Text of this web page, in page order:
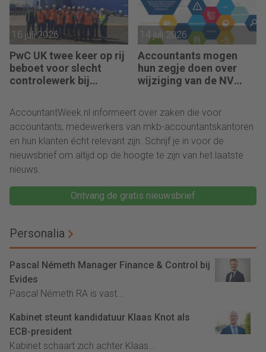
16 juli 2026
PwC UK twee keer op rij
beboet voor slecht
controlewerk bij
14 juli 2026
Accountants mogen
hun zegje doen over
wijziging van de NV
AccountantWeek.nl informeert over zaken die voor
accountants, medewerkers van mkb-accountantskantoren
en hun klanten écht relevant zijn. Schrijf je in voor de
nieuwsbrief om altijd op de hoogte te zijn van het laatste
nieuws.
Ontvang de gratis nieuwsbrief
Personalia
Pascal Németh Manager Finance & Control bij
Evides
Pascal Németh RA is vast...
Kabinet steunt kandidatuur Klaas Knot als
ECB-president
Kabinet schaart zich achter Klaas...